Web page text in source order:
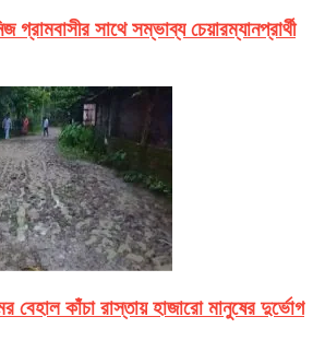
গ্রামবাসীর সাথে সম্ভাব্য চেয়ারম্যানপ্রার্থী
বেহাল কাঁচা রাস্তায় হাজারো মানুষের দুর্ভোগ